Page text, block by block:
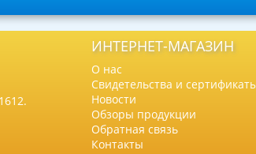
ИНТЕРНЕТ-МАГАЗИН
О нас
Свидетельства и
Новости
Обзоры продукции
Обратная связь
Контакты